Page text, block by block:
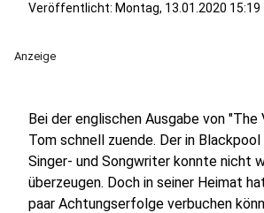
Veröffentlicht: Montag, 13.01.2020 15:19
Anzeige
Bei der englischen Ausgabe von
Tom schnell zuende. Der in
Singer- und Songwriter konnte nicht
überzeugen. Doch in seiner Heimat
paar Achtungserfolge verbuchen